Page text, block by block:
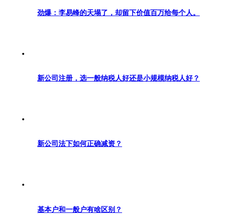
劲爆：李易峰的天塌了，却留下价值百万给每个人。
新公司注册，选一般纳税人好还是小规模纳税人好？
新公司法下如何正确减资？
基本户和一般户有啥区别？